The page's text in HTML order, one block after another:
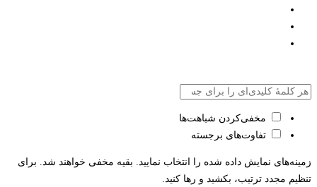
مخفی‌کردن شباهت‌ها
تفاوت‌های برجسته
زمینه‌های نمایش داده شده را انتخاب نمایید. بقیه مخفی خواهند شد. برای
تنظیم مجدد ترتیب، بکشید و رها کنید.